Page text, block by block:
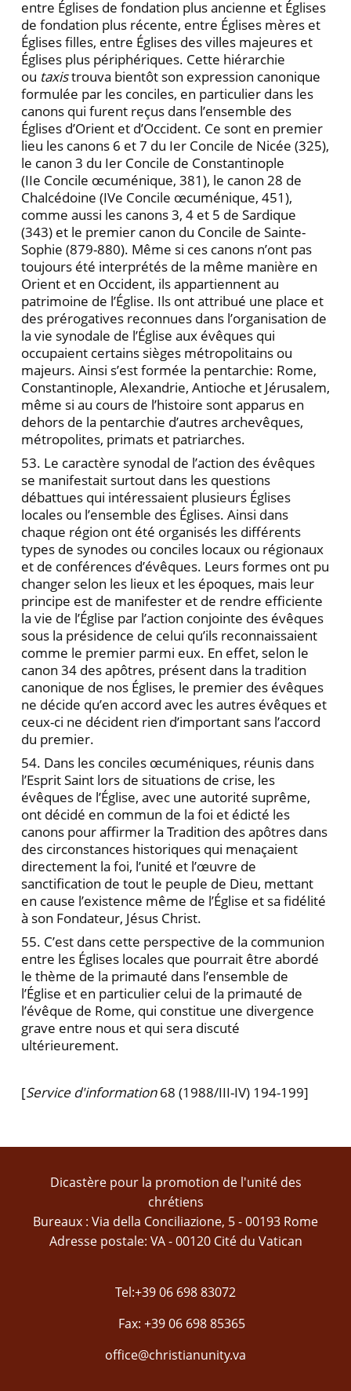
entre Églises de fondation plus ancienne et Églises
de fondation plus récente, entre Églises mères et
Églises filles, entre Églises des villes majeures et
Églises plus périphériques. Cette hiérarchie
ou taxistrouva bientôt son expression canonique
formulée par les conciles, en particulier dans les
canons qui furent reçus dans l’ensemble des
Églises d’Orient et d’Occident. Ce sont en premier
lieu les canons 6 et 7 du Ier Concile de Nicée (325),
le canon 3 du Ier Concile de Constantinople
(IIe Concile œcuménique, 381), le canon 28 de
Chalcédoine (IVe Concile œcuménique, 451),
comme aussi les canons 3, 4 et 5 de Sardique
(343) et le premier canon du Concile de Sainte-
Sophie (879-880). Même si ces canons n’ont pas
toujours été interprétés de la même manière en
Orient et en Occident, ils appartiennent au
patrimoine de l’Église. Ils ont attribué une place et
des prérogatives reconnues dans l’organisation de
la vie synodale de l’Église aux évêques qui
occupaient certains sièges métropolitains ou
majeurs. Ainsi s’est formée la pentarchie: Rome,
Constantinople, Alexandrie, Antioche et Jérusalem,
même si au cours de l’histoire sont apparus en
dehors de la pentarchie d’autres archevêques,
métropolites, primats et patriarches.
53. Le caractère synodal de l’action des évêques
se manifestait surtout dans les questions
débattues qui intéressaient plusieurs Églises
locales ou l’ensemble des Églises. Ainsi dans
chaque région ont été organisés les différents
types de synodes ou conciles locaux ou régionaux
et de conférences d’évêques. Leurs formes ont pu
changer selon les lieux et les époques, mais leur
principe est de manifester et de rendre efficiente
la vie de l’Église par l’action conjointe des évêques
sous la présidence de celui qu’ils reconnaissaient
comme le premier parmi eux. En effet, selon le
canon 34 des apôtres, présent dans la tradition
canonique de nos Églises, le premier des évêques
ne décide qu’en accord avec les autres évêques et
ceux-ci ne décident rien d’important sans l’accord
du premier.
54. Dans les conciles œcuméniques, réunis dans
l’Esprit Saint lors de situations de crise, les
évêques de l’Église, avec une autorité suprême,
ont décidé en commun de la foi et édicté les
canons pour affirmer la Tradition des apôtres dans
des circonstances historiques qui menaçaient
directement la foi, l’unité et l’œuvre de
sanctification de tout le peuple de Dieu, mettant
en cause l’existence même de l’Église et sa fidélité
à son Fondateur, Jésus Christ.
55. C’est dans cette perspective de la communion
entre les Églises locales que pourrait être abordé
le thème de la primauté dans l’ensemble de
l’Église et en particulier celui de la primauté de
l’évêque de Rome, qui constitue une divergence
grave entre nous et qui sera discuté
ultérieurement.
[Service d'information68 (1988/III-IV) 194-199]
Dicastère pour la promotion de l'unité des
chrétiens
Bureaux : Via della Conciliazione, 5 - 00193 Rome
Adresse postale: VA - 00120 Cité du Vatican
Tel:+39 06 698 83072
Fax: +39 06 698 85365
office@christianunity.va